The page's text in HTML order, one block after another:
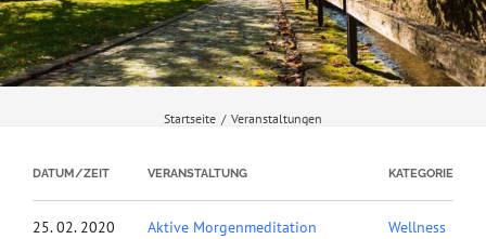
Startseite / Veranstaltungen
DATUM/ZEIT VERANSTALTUNG KATEGORIE
25. 02. 2020 Aktive Morgenmeditation Wellness